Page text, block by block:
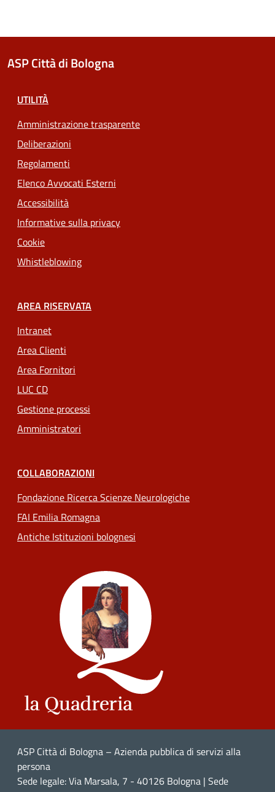
ASP Città di Bologna
UTILITÀ
Amministrazione trasparente
Deliberazioni
Regolamenti
Elenco Avvocati Esterni
Accessibilità
Informative sulla privacy
Cookie
Whistleblowing
AREA RISERVATA
Intranet
Area Clienti
Area Fornitori
LUC CD
Gestione processi
Amministratori
COLLABORAZIONI
Fondazione Ricerca Scienze Neurologiche
FAI Emilia Romagna
Antiche Istituzioni bolognesi
ASP Città di Bologna – Azienda pubblica di servizi alla
persona
Sede legale: Via Marsala, 7 - 40126 Bologna | Sede